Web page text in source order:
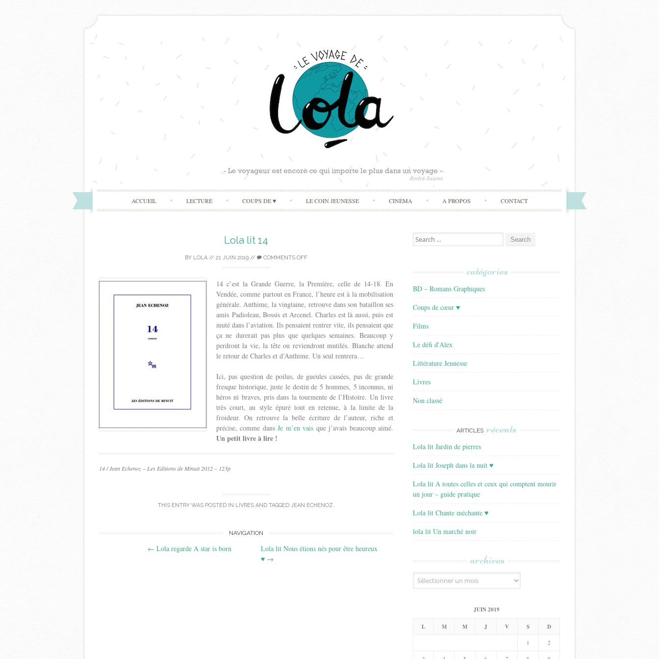
Skip
to
ACCUEIL LECTURE COUPS DE ♥ LE COIN JEUNESSE CINÉMA A PROPOS CONTACT
Lola lit 14
BY LOLA // 21 JUIN 2019 // COMMENTS OFF
14 c’est la Grande Guerre, la Première, celle de 14-18. En
Vendée, comme partout en France, l’heure est à la mobilisation
générale. Anthime, la vingtaine, retrouve dans son bataillon ses
amis Padioleau, Bossis et Arcenel. Charles est là aussi, puis est
muté dans l’aviation. Ils pensaient rentrer vite, ils pensaient que
ça ne durerait pas plus que quelques semaines. Beaucoup y
perdront la vie, la tête ou reviendront mutilés. Blanche attend
le retour de Charles et d’Anthime. Un seul rentrera…
Ici, pas question de poilus, de gueules cassées, pas de grande
fresque historique, juste le destin de 5 hommes, 5 inconnus, ni
héros ni braves, pris dans la tourmente de l’Histoire. Un livre
très court, au style épuré tout en retenue, à la limite de la
froideur. On retrouve la belle écriture de l’auteur, riche et
précise, comme dansJe m’en vais que j’avais beaucoup aimé.
Un petit livre à lire !
14 / Jean Echenoz – Les Editions de Minuit 2012 – 123p
THIS ENTRY WAS POSTED IN LIVRES AND TAGGED JEAN ECHENOZ.
NAVIGATION
← Lola regarde A star is born
Lola lit Nous étions nés pour être heureux
♥ →
Search
for:
catégories
BD – Romans Graphiques
Coups de cœur ♥
Films
Le défi d'Alex
Littérature Jeunesse
Livres
Non classé
ARTICLES récents
Lola lit Jardin de pierres
Lola lit Joseph dans la nuit ♥
Lola lit A toutes celles et ceux qui comptent mourir
un jour – guide pratique
Lola lit Chante méchante ♥
lola lit Un marché noir
archives
Archives
JUIN 2019
L M M J V S D
1 2